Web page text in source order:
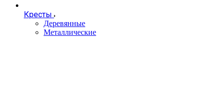
Кресты
Деревянные
Металлические